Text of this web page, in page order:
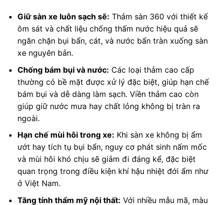
Giữ sàn xe luôn sạch sẽ: Thảm sàn 360 với thiết kế
ôm sát và chất liệu chống thấm nước hiệu quả sẽ
ngăn chặn bụi bẩn, cát, và nước bẩn tràn xuống sàn
xe nguyên bản.
Chống bám bụi và nước: Các loại thảm cao cấp
thường có bề mặt được xử lý đặc biệt, giúp hạn chế
bám bụi và dễ dàng làm sạch. Viền thảm cao còn
giúp giữ nước mưa hay chất lỏng không bị tràn ra
ngoài.
Hạn chế mùi hôi trong xe: Khi sàn xe không bị ẩm
ướt hay tích tụ bụi bẩn, nguy cơ phát sinh nấm mốc
và mùi hôi khó chịu sẽ giảm đi đáng kể, đặc biệt
quan trọng trong điều kiện khí hậu nhiệt đới ẩm như
ở Việt Nam.
Tăng tính thẩm mỹ nội thất: Với nhiều mẫu mã, màu